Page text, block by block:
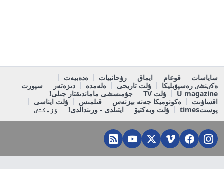
ساياسات قوعام ايماق رۋحانييات
ەدەبيەت
ەكٸنشٸ رەسپۋبليكا
ۇلت تاريحى ەلەمدە دىزەتەر
سپورت
U magazine
ۇلت TV
جۇمىسشى ماماندىقتار جىلى!
اقساۋىت
ەكونوميكا جەنە بيزنەس قىلمىس
ۇلت ايناسى
پوستtimes
ۇلت وبەكتيۆ ايتىلدى - ورىندالدى! ٶزەكتٸ